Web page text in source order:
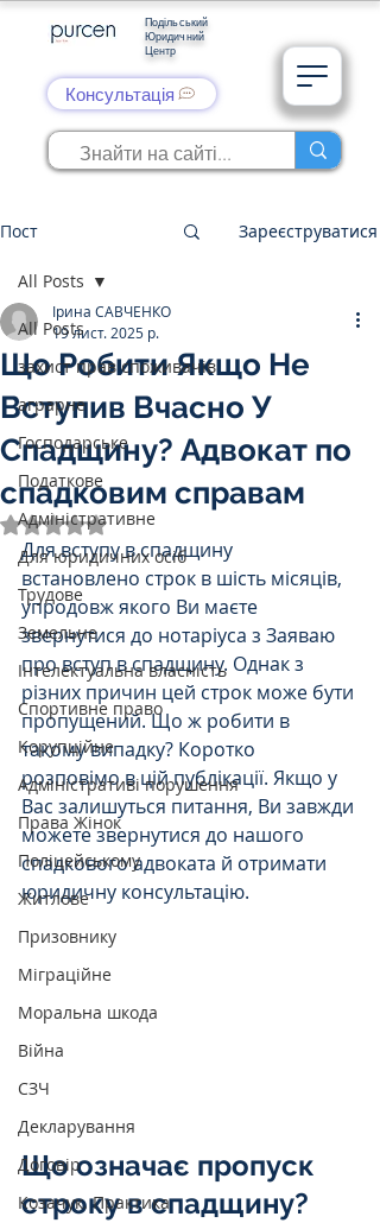
Подільський
Юридичний
Центр
Консультація
Пост Зареєструватися
All Posts
захист прав споживачів
аграрне
Господарське
Податкове
Адміністративне
Для юридичних осіб
Трудове
Земельне
Інтелектуальна власність
Спортивне право
Корупційне
Адміністративі порушення
Права Жінок
Поліцейському
Житлове
Призовнику
Міграційне
Моральна шкода
Війна
СЗЧ
Декларування
Договір
Козачук. Практика
All Posts
Що Робити Якщо Не
Вступив Вчасно У
Спадщину? Адвокат по
спадковим справам
Ірина САВЧЕНКО
19 лист. 2025 р.
Оцінка: NaN з 5 зірок.
Для вступу в спадщину
встановлено строк в шість місяців,
упродовж якого Ви маєте
звернутися до нотаріуса з Заяваю
про вступ в спадщину. Однак з
різних причин цей строк може бути
пропущений. Що ж робити в
такому випадку? Коротко
розповімо в цій публікації. Якщо у
Вас залишуться питання, Ви завжди
можете звернутися до нашого
спадкового адвоката й отримати
юридичну консультацію.
Що означає пропуск
строку в спадщину?